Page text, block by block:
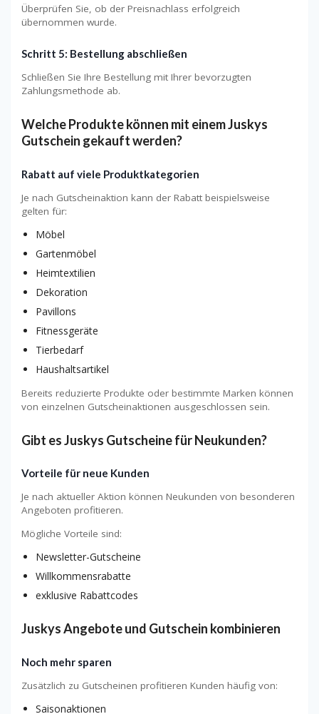
Überprüfen Sie, ob der Preisnachlass erfolgreich
übernommen wurde.
Schritt 5: Bestellung abschließen
Schließen Sie Ihre Bestellung mit Ihrer bevorzugten
Zahlungsmethode ab.
Welche Produkte können mit einem Juskys
Gutschein gekauft werden?
Rabatt auf viele Produktkategorien
Je nach Gutscheinaktion kann der Rabatt beispielsweise
gelten für:
Möbel
Gartenmöbel
Heimtextilien
Dekoration
Pavillons
Fitnessgeräte
Tierbedarf
Haushaltsartikel
Bereits reduzierte Produkte oder bestimmte Marken können
von einzelnen Gutscheinaktionen ausgeschlossen sein.
Gibt es Juskys Gutscheine für Neukunden?
Vorteile für neue Kunden
Je nach aktueller Aktion können Neukunden von besonderen
Angeboten profitieren.
Mögliche Vorteile sind:
Newsletter-Gutscheine
Willkommensrabatte
exklusive Rabattcodes
Juskys Angebote und Gutschein kombinieren
Noch mehr sparen
Zusätzlich zu Gutscheinen profitieren Kunden häufig von:
Saisonaktionen